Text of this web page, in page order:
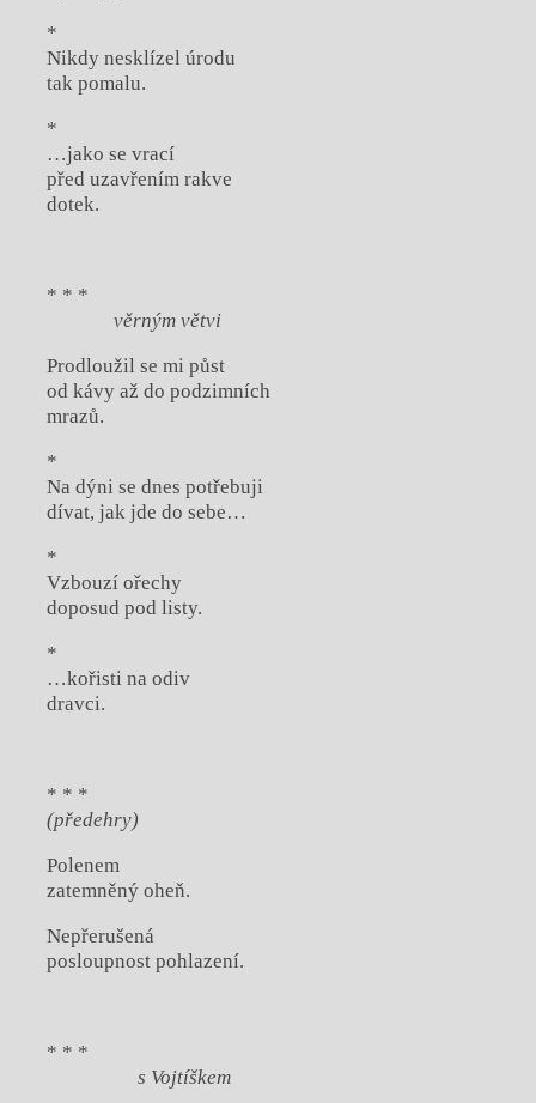
*
Nikdy nesklízel úrodu
tak pomalu.
*
…jako se vrací
před uzavřením rakve
dotek.
* * *
věrným větvi
Prodloužil se mi půst
od kávy až do podzimních
mrazů.
*
Na dýni se dnes potřebuji
dívat, jak jde do sebe…
*
Vzbouzí ořechy
doposud pod listy.
*
…kořisti na odiv
dravci.
* * *
(předehry)
Polenem
zatemněný oheň.
Nepřerušená
posloupnost pohlazení.
* * *
s Vojtíškem